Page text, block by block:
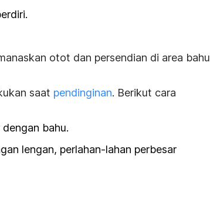
otot dan persendian di area bahu
saat pendinginan. Berikut cara
bahu.
lengan, perlahan-lahan perbesar